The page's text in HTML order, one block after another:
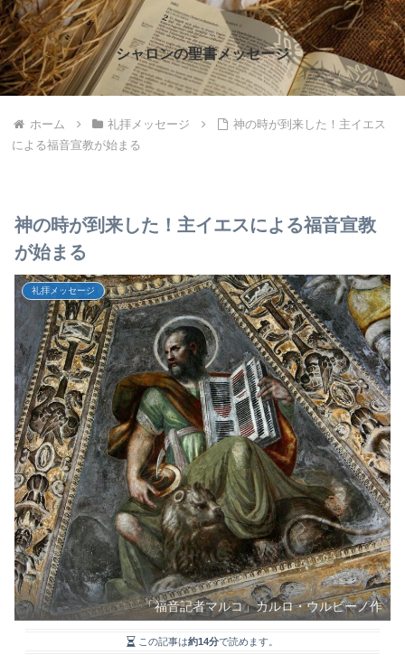
シャロンの聖書メッセージ
ホーム 礼拝メッセージ
神の時が到来した！主イエス
による福音宣教が始まる
神の時が到来した！主イエスによる福音宣教
が始まる
礼拝メッセージ
「福音記者マルコ」カルロ・ウルビーノ作
この記事は約14分で読めます。